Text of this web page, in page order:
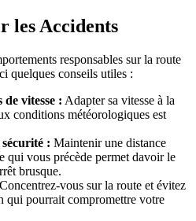
les Accidents
responsables sur la route
quelques conseils utiles :
vitesse : Adapter sa vitesse à la
conditions météorologiques est
: Maintenir une distance
qui vous précède permet davoir le
brusque.
Concentrez-vous sur la route et évitez
qui pourrait compromettre votre